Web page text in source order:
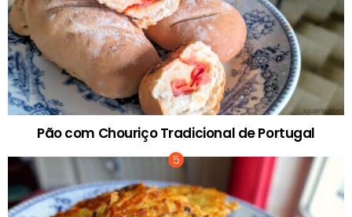
Pão com Chouriço Tradicional de Portugal